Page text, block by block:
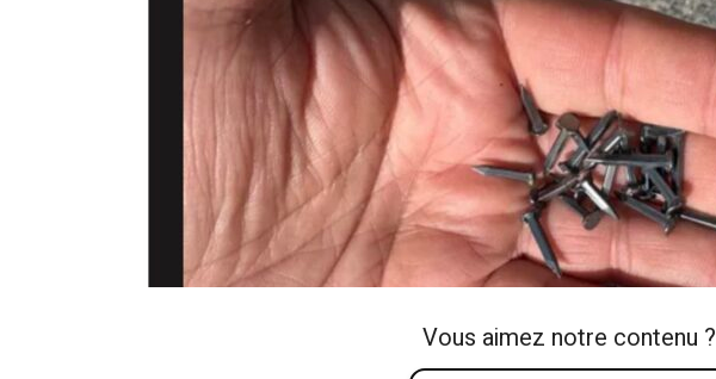
Vous aimez notre contenu ?